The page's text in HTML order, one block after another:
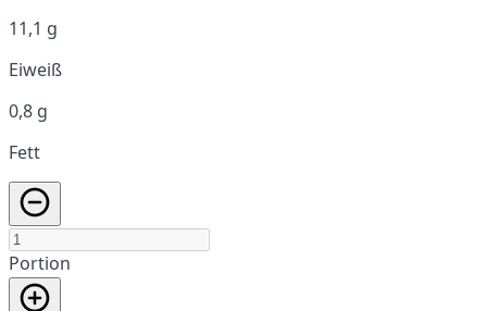
11,1 g
Eiweiß
0,8 g
Fett
Portion